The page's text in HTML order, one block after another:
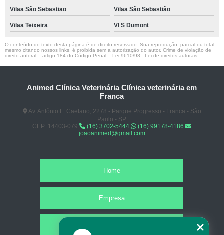
Vilaa São Sebastiao Vilaa São Sebastião
Vilaa Teixeira Vl S Dumont
O conteúdo do texto desta página é de direito reservado. Sua reprodução, parcial ou total,
mesmo citando nossos links, é proibida sem a autorização do autor. Crime de violação de
direito autoral – artigo 184 do Código Penal – Lei 9610/98 - Lei de direitos autorais.
Animed Clínica Veterinária Clínica veterinária em
Franca
Av. Antônio L. Caetano, 2278 - Parque Progresso - Franca - São
Paulo - SP
CEP: 14403-079
(16) 3702-5444
(16) 99178-4186
joaoanimed@gmail.com
Home
Empresa